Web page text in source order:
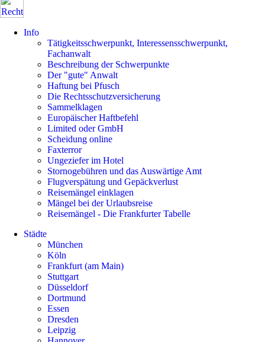
Info
Tätigkeitsschwerpunkt, Interessensschwerpunkt,
Fachanwalt
Beschreibung der Schwerpunkte
Der "gute" Anwalt
Haftung bei Pfusch
Die Rechtsschutzversicherung
Sammelklagen
Europäischer Haftbefehl
Limited oder GmbH
Scheidung online
Faxterror
Ungeziefer im Hotel
Stornogebühren und das Auswärtige Amt
Flugverspätung und Gepäckverlust
Reisemängel einklagen
Mängel bei der Urlaubsreise
Reisemängel - Die Frankfurter Tabelle
Städte
München
Köln
Frankfurt (am Main)
Stuttgart
Düsseldorf
Dortmund
Essen
Dresden
Leipzig